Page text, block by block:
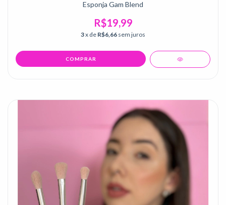
Esponja Gam Blend
R$19,99
3x de R$6,66 sem juros